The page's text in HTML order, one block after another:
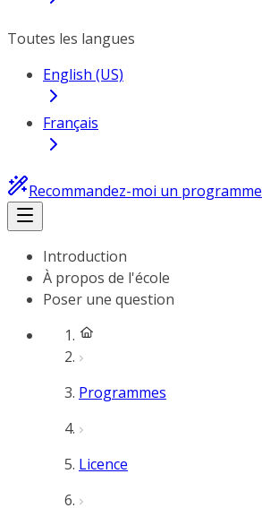
Toutes les langues
English (US)
Français
Recommandez-moi un programme
Introduction
À propos de l'école
Poser une question
Programmes
Licence